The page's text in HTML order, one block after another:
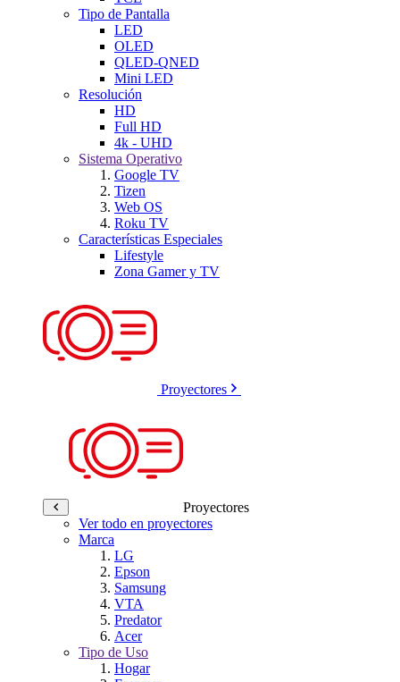
Tipo de Pantalla
LED
OLED
QLED-QNED
Mini LED
Resolución
HD
Full HD
4k - UHD
Sistema Operativo
Google TV
Tizen
Web OS
Roku TV
Características Especiales
Lifestyle
Zona Gamer y TV
Proyectores
Proyectores
Ver todo en proyectores
Marca
LG
Epson
Samsung
VTA
Predator
Acer
Tipo de Uso
Hogar